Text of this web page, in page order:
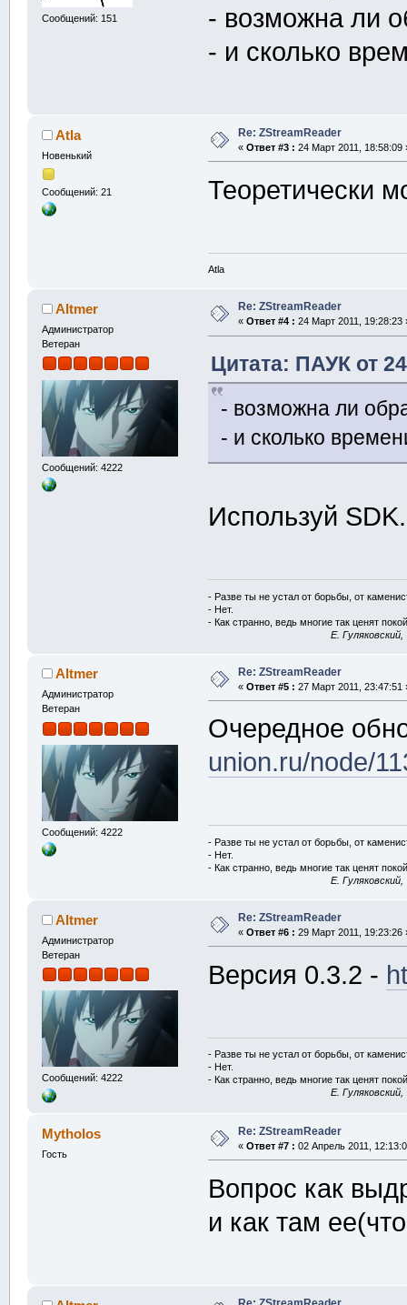
Сообщений: 151
- возможна ли
- и сколько
Atla
Новенький
Сообщений: 21
Re: ZStreamReader
« Ответ #3 : 24 Март 2011, 18:58:09
Теоретически
Atla
Altmer
Администратор
Ветеран
Сообщений: 4222
Re: ZStreamReader
« Ответ #4 : 24 Март 2011, 19:28:23
Цитата: ПАУК от
- возможна ли
- и сколько
Используй SDK.
- Разве ты не устал от борьбы, от
- Нет.
- Как странно, ведь многие так ценят
E.
Altmer
Администратор
Ветеран
Сообщений: 4222
Re: ZStreamReader
« Ответ #5 : 27 Март 2011, 23:47:51
Очередное
union.ru/node/
- Разве ты не устал от борьбы, от
- Нет.
- Как странно, ведь многие так ценят
E.
Altmer
Администратор
Ветеран
Сообщений: 4222
Re: ZStreamReader
« Ответ #6 : 29 Март 2011, 19:23:26
Версия 0.3.2 -
- Разве ты не устал от борьбы, от
- Нет.
- Как странно, ведь многие так ценят
E.
Mytholos
Гость
Re: ZStreamReader
« Ответ #7 : 02 Апрель 2011,
Вопрос как
и как там